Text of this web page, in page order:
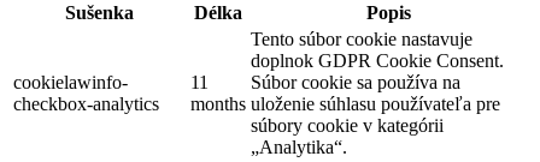
Sušenka
Délka Popis
cookielawinfo-
checkbox-analytics
11
months
Tento súbor cookie nastavuje
doplnok GDPR Cookie Consent.
Súbor cookie sa používa na
uloženie súhlasu používateľa pre
súbory cookie v kategórii
„Analytika“.